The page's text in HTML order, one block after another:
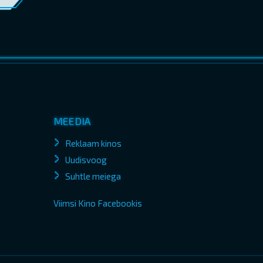
MEEDIA
Reklaam kinos
Uudisvoog
Suhtle meiega
Viimsi Kino Facebookis